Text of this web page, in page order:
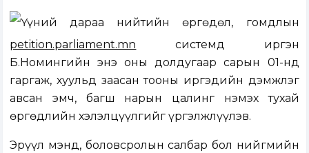
Үүний дараа нийтийн өргөдөл, гомдлын
petition.parliament.mn системд иргэн
Б.Номингийн энэ оны долдугаар сарын 01-нд
гаргаж, хуульд заасан тооны иргэдийн дэмжлэг
авсан эмч, багш нарын цалинг нэмэх тухай
өргөдлийн хэлэлцүүлгийг үргэлжлүүлэв.
Эрүүл мэнд, боловсролын салбар бол нийгмийн